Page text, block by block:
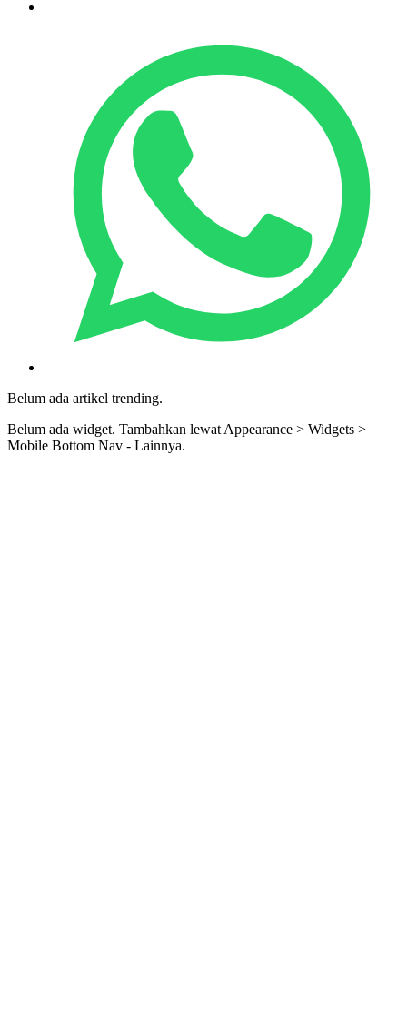
Belum ada artikel trending.
Belum ada widget. Tambahkan lewat Appearance > Widgets >
Mobile Bottom Nav - Lainnya.